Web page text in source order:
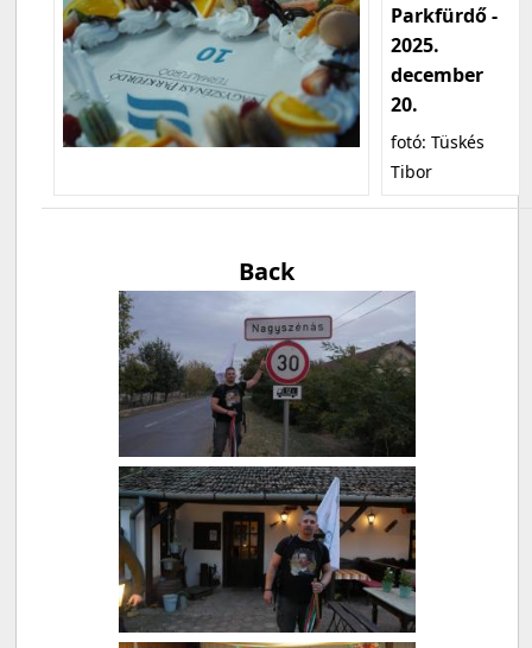
Parkfürdő -
2025.
december
20.
fotó: Tüskés
Tibor
Back